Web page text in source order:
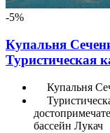
-5%
Купальня
Туристическая
Купальня
бассейн Лукач